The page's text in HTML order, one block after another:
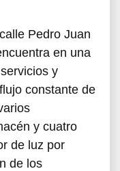
Pedro Juan
en una
y
constante de
y cuatro
de luz por
de los